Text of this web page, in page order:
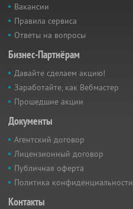
Вакансии
Правила сервиса
Ответы на вопросы
Бизнес-Партнёрам
Давайте сделаем акцию!
Заработайте, как Вебмастер
Прошедшие акции
Документы
Агентский договор
Лицензионный договор
Публичная оферта
Политика конфиденциальности
Контакты